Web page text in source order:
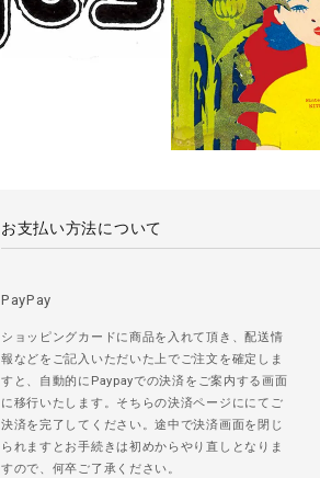
お支払い方法について
PayPay
ショッピングカードに商品を入れて頂き、配送情
報などをご記入いただいた上でご注文を確定しま
すと、自動的にPaypayでの決済をご案内する画面
に移行いたします。そちらの決済ページににてご
決済を完了してください。途中で決済画面を閉じ
られますとお手続きは初めからやり直しとなりま
すので、何卒ご了承ください。